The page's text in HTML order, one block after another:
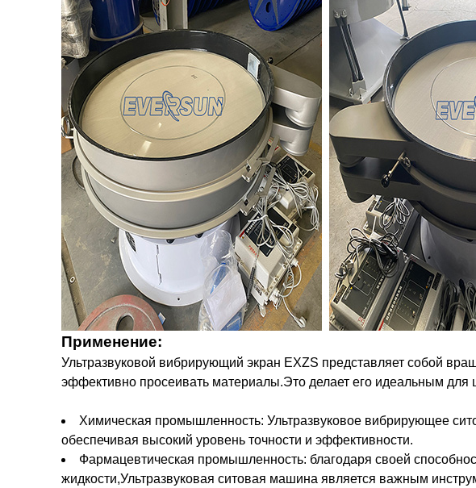
Применение:
Ультразвуковой вибрирующий экран EXZS представляет собой
эффективно просеивать материалы.Это делает его идеальным для
Химическая промышленность: Ультразвуковое вибрирующее
обеспечивая высокий уровень точности и эффективности.
Фармацевтическая промышленность: благодаря своей
жидкости,Ультразвуковая ситовая машина является важным